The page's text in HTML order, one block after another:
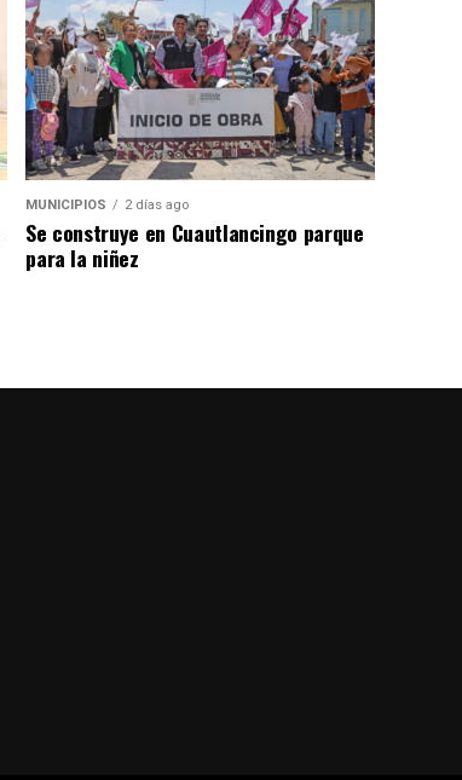
MUNICIPIOS 2 días ago
Se construye en Cuautlancingo parque
para la niñez